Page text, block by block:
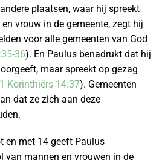
plaatsen, waar hij spreekt
vrouw in de gemeente, zegt hij
voor alle gemeenten van God
36). En Paulus benadrukt dat hij
maar spreekt op gezag
1 Korinthiërs 14:37). Gemeenten
dat ze zich aan deze
en met 14 geeft Paulus
van mannen en vrouwen in de